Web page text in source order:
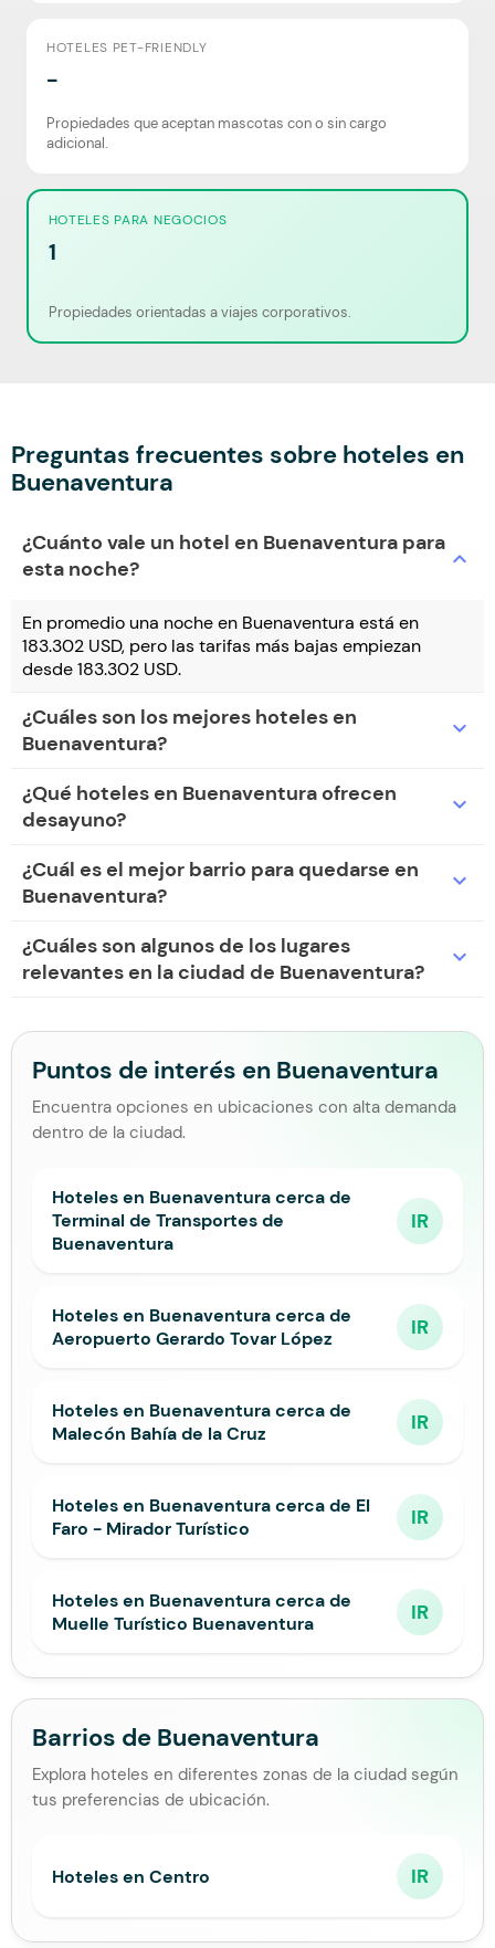
HOTELES PET-FRIENDLY
-
Propiedades que aceptan mascotas con o sin cargo
adicional.
HOTELES PARA NEGOCIOS
1
Propiedades orientadas a viajes corporativos.
Preguntas frecuentes sobre hoteles en
Buenaventura
¿Cuánto vale un hotel en Buenaventura para
esta noche?
expand_more
En promedio una noche en Buenaventura está en
183.302 USD, pero las tarifas más bajas empiezan
desde 183.302 USD.
¿Cuáles son los mejores hoteles en
Buenaventura?
expand_more
¿Qué hoteles en Buenaventura ofrecen
desayuno?
expand_more
¿Cuál es el mejor barrio para quedarse en
Buenaventura?
expand_more
¿Cuáles son algunos de los lugares
relevantes en la ciudad de Buenaventura?
expand_more
Puntos de interés en Buenaventura
Encuentra opciones en ubicaciones con alta demanda
dentro de la ciudad.
Hoteles en Buenaventura cerca de
Terminal de Transportes de
Buenaventura
IR
Hoteles en Buenaventura cerca de
Aeropuerto Gerardo Tovar López
IR
Hoteles en Buenaventura cerca de
Malecón Bahía de la Cruz
IR
Hoteles en Buenaventura cerca de El
Faro - Mirador Turístico
IR
Hoteles en Buenaventura cerca de
Muelle Turístico Buenaventura
IR
Barrios de Buenaventura
Explora hoteles en diferentes zonas de la ciudad según
tus preferencias de ubicación.
Hoteles en Centro IR